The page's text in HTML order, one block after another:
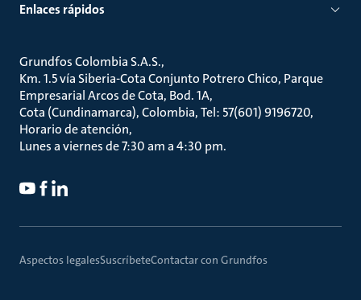
Enlaces rápidos
Grundfos Colombia S.A.S.
Km. 1.5 vía Siberia-Cota Conjunto Potrero Chico, Parque
Empresarial Arcos de Cota, Bod. 1A
Cota (Cundinamarca), Colombia, Tel: 57(601) 9196720
Horario de atención
Lunes a viernes de 7:30 am a 4:30 pm.
Aspectos legalesSuscríbeteContactar con Grundfos